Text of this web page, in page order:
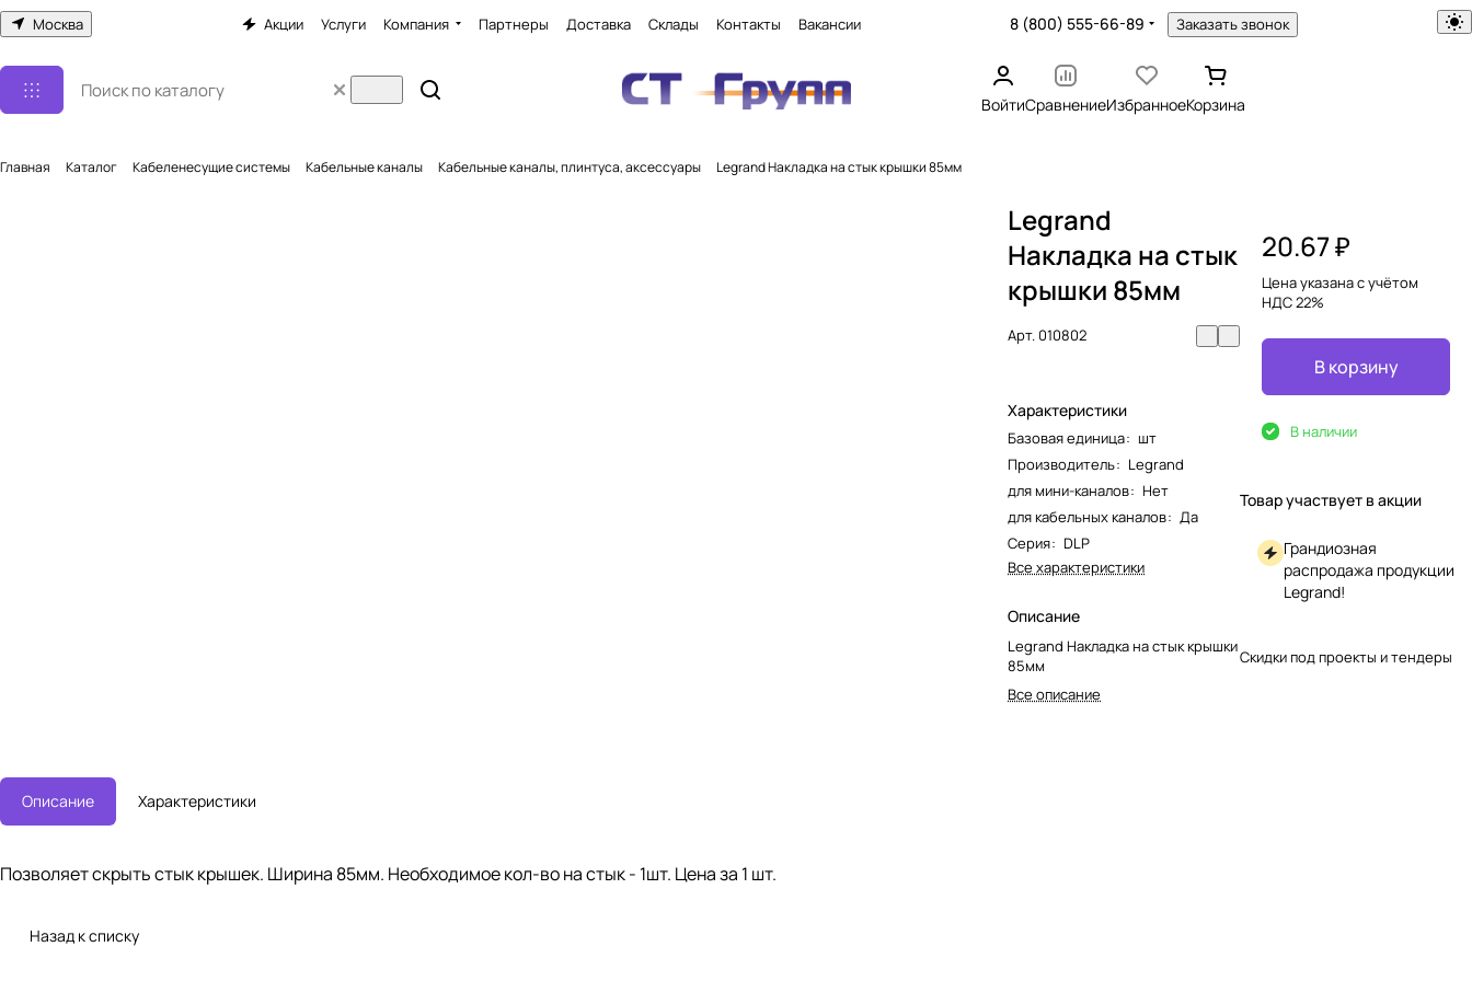
Москва Акции Услуги Компания Партнеры Доставка Склады Контакты Вакансии 8 (800) 555-66-89 Заказать звонок
ВойтиСравнениеИзбранноеКорзина
Главная Каталог Кабеленесущие системы Кабельные каналы Кабельные каналы, плинтуса, аксессуары Legrand Накладка на стык крышки 85мм
Legrand
Накладка на стык
крышки 85мм
Арт.010802
Характеристики
Базовая единица: шт
Производитель: Legrand
для мини-каналов: Нет
для кабельных каналов: Да
Серия: DLP
Все характеристики
Описание
Legrand Накладка на стык крышки
85мм
Все описание
20.67 ₽
Цена указана с учётом
НДС 22%
В корзину
В наличии
Товар участвует в акции
Грандиозная
распродажа продукции
Legrand!
Скидки под проекты и тендеры
Описание Характеристики
Позволяет скрыть стык крышек. Ширина 85мм. Необходимое кол-во на стык - 1шт. Цена за 1 шт.
Назад к списку